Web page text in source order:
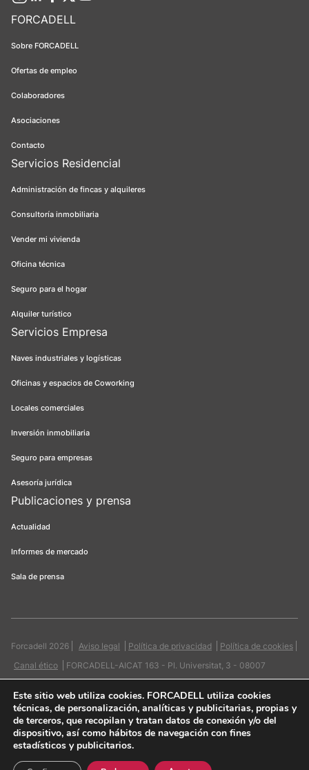
FORCADELL
Sobre FORCADELL
Ofertas de empleo
Colaboradores
Asociaciones
Contacto
Servicios Residencial
Administración de fincas y alquileres
Consultoría inmobiliaria
Vender mi vivienda
Oficina técnica
Seguro para el hogar
Alquiler turístico
Servicios Empresa
Naves industriales y logísticas
Oficinas y espacios de Coworking
Locales comerciales
Inversión inmobiliaria
Seguro para empresas
Asesoría jurídica
Publicaciones y prensa
Actualidad
Informes de mercado
Sala de prensa
Forcadell 2026 Aviso legal Política de privacidad
Política de cookies
Canal ético
FORCADELL-AICAT 163 - Pl. Universitat, 3 - 08007
Quiero contactar
Este sitio web utiliza cookies. FORCADELL utiliza cookies
técnicas, de personalización, analíticas y publicitarias, propias y
de terceros, que recopilan y tratan datos de conexión y/o del
dispositivo, así como hábitos de navegación con fines
estadísticos y publicitarios.